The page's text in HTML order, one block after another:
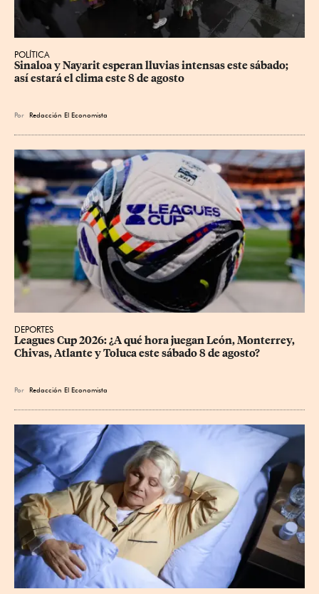
POLÍTICA
Sinaloa y Nayarit esperan lluvias intensas este sábado;
así estará el clima este 8 de agosto
Por Redacción El Economista
DEPORTES
Leagues Cup 2026: ¿A qué hora juegan León, Monterrey,
Chivas, Atlante y Toluca este sábado 8 de agosto?
Por Redacción El Economista